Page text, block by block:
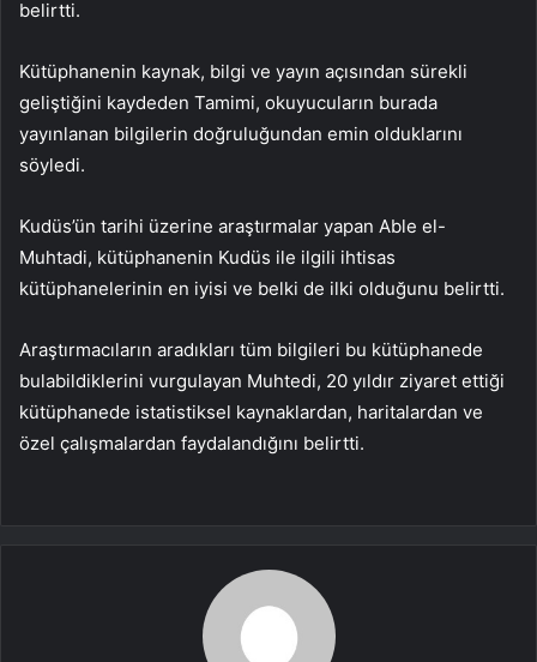
belirtti.
Kütüphanenin kaynak, bilgi ve yayın açısından sürekli
geliştiğini kaydeden Tamimi, okuyucuların burada
yayınlanan bilgilerin doğruluğundan emin olduklarını
söyledi.
Kudüs’ün tarihi üzerine araştırmalar yapan Able el-
Muhtadi, kütüphanenin Kudüs ile ilgili ihtisas
kütüphanelerinin en iyisi ve belki de ilki olduğunu belirtti.
Araştırmacıların aradıkları tüm bilgileri bu kütüphanede
bulabildiklerini vurgulayan Muhtedi, 20 yıldır ziyaret ettiği
kütüphanede istatistiksel kaynaklardan, haritalardan ve
özel çalışmalardan faydalandığını belirtti.